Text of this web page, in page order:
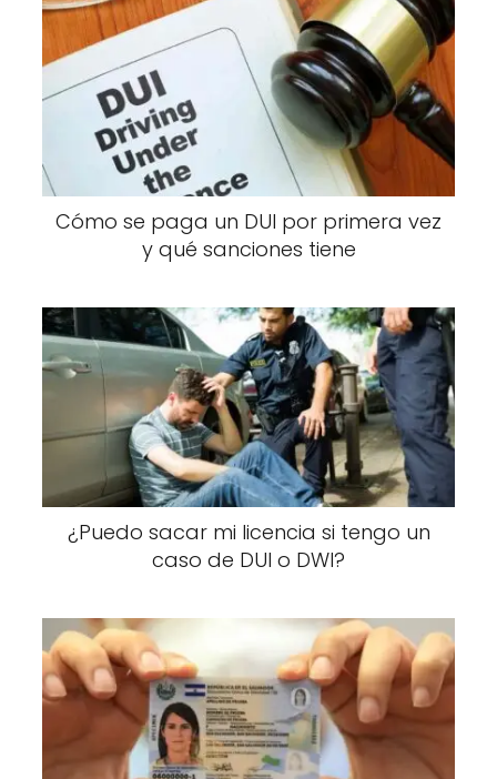
Cómo se paga un DUI por primera vez
y qué sanciones tiene
¿Puedo sacar mi licencia si tengo un
caso de DUI o DWI?